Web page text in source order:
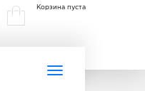
Корзина пуста
Toggle